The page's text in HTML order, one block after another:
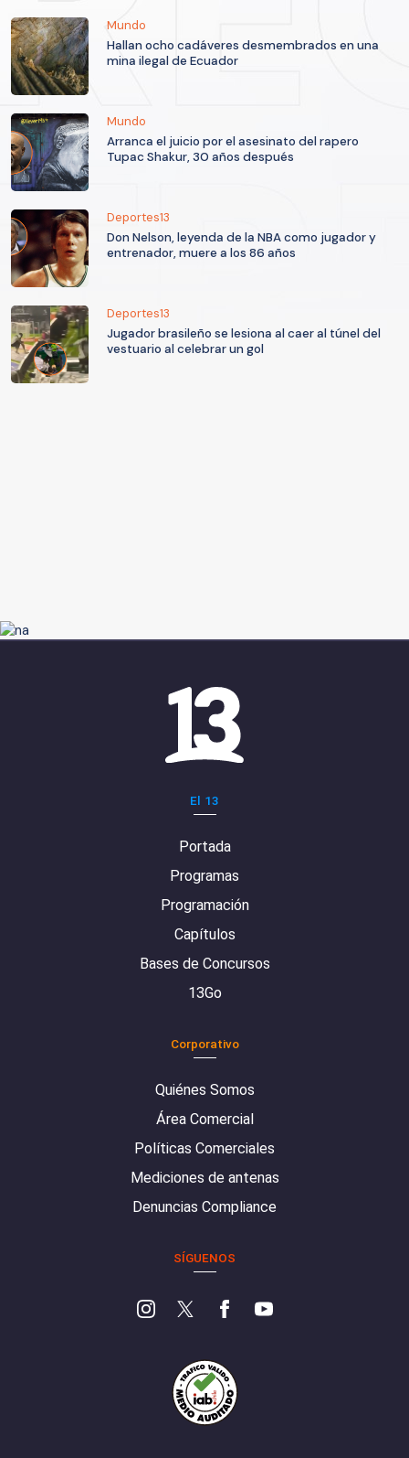
Mundo
Hallan ocho cadáveres desmembrados en una
mina ilegal de Ecuador
Mundo
Arranca el juicio por el asesinato del rapero
Tupac Shakur, 30 años después
Deportes13
Don Nelson, leyenda de la NBA como jugador y
entrenador, muere a los 86 años
Deportes13
Jugador brasileño se lesiona al caer al túnel del
vestuario al celebrar un gol
El 13
Portada
Programas
Programación
Capítulos
Bases de Concursos
13Go
Corporativo
Quiénes Somos
Área Comercial
Políticas Comerciales
Mediciones de antenas
Denuncias Compliance
SÍGUENOS